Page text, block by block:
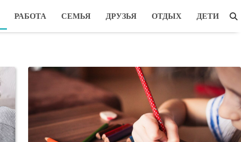
РАБОТА СЕМЬЯ ДРУЗЬЯ ОТДЫХ ДЕТИ